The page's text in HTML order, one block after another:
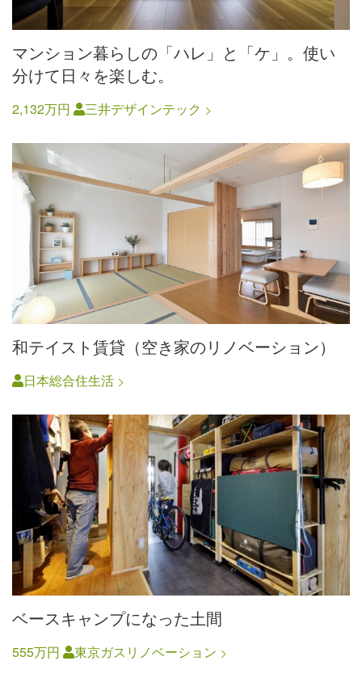
マンション暮らしの「ハレ」と「ケ」。使い
分けて日々を楽しむ。
2,132万円 三井デザインテック
和テイスト賃貸（空き家のリノベーション）
日本総合住生活
ベースキャンプになった土間
555万円 東京ガスリノベーション